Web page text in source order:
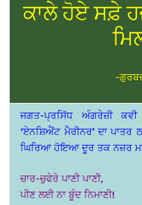
ਕਾਲੇ ਹੋਏ ਸਫ਼ੇ
-
ਜਗਤ-ਪ੍ਰਸਿੱਧ ਅੰਗਰੇਜ਼ੀ
‘ਏਨਸ਼ਿਐਂਟ ਮੈਰੀਨਰ’ ਦਾ ਪਾਤਰ
ਘਿਰਿਆ ਹੋਇਆ ਦੂਰ ਤਕ ਨਜ਼ਰ
ਚਾਰ-ਚੁਫੇਰੇ ਪਾਣੀ ਪਾਣੀ,
ਪੀਣ ਲਈ ਨਾ ਬੂੰਦ ਨਿਮਾਣੀ!